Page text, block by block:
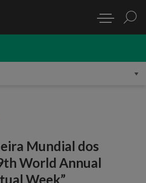
Mundial dos
World Annual
Week”